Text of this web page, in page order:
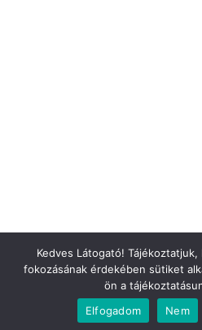
Kedves Látogató!
fokozásának érdekében sütiket
ön a
Elfogadom
Nem